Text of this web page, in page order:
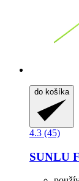
do košíka
4.3 (45)
SUNLU